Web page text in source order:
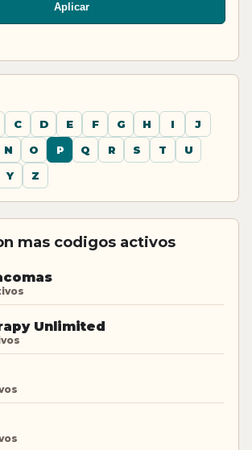
Aplicar
C D E F G H I
J
N O P Q R S T
U
Y Z
mas codigos activos
Unlimited